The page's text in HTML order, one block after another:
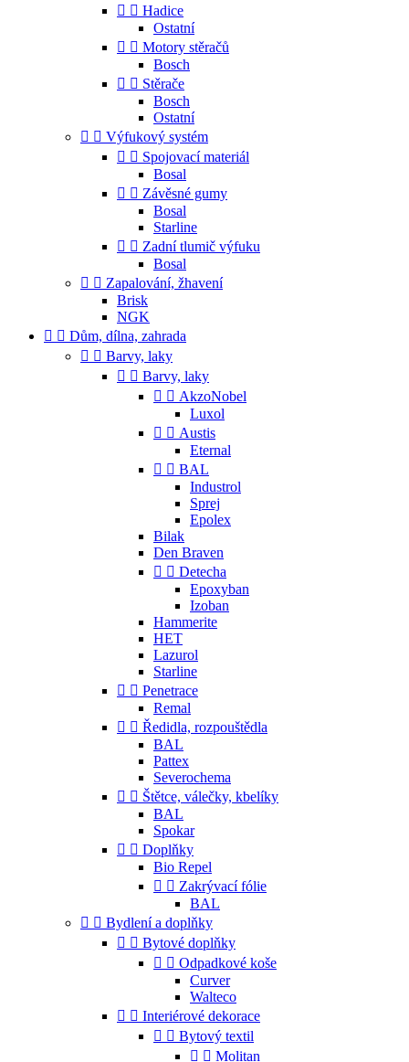
  Hadice
Ostatní
  Motory stěračů
Bosch
  Stěrače
Bosch
Ostatní
  Výfukový systém
  Spojovací materiál
Bosal
  Závěsné gumy
Bosal
Starline
  Zadní tlumič výfuku
Bosal
  Zapalování, žhavení
Brisk
NGK
  Dům, dílna, zahrada
  Barvy, laky
  Barvy, laky
  AkzoNobel
Luxol
  Austis
Eternal
  BAL
Industrol
Sprej
Epolex
Bilak
Den Braven
  Detecha
Epoxyban
Izoban
Hammerite
HET
Lazurol
Starline
  Penetrace
Remal
  Ředidla, rozpouštědla
BAL
Pattex
Severochema
  Štětce, válečky, kbelíky
BAL
Spokar
  Doplňky
Bio Repel
  Zakrývací fólie
BAL
  Bydlení a doplňky
  Bytové doplňky
  Odpadkové koše
Curver
Walteco
  Interiérové dekorace
  Bytový textil
  Molitan